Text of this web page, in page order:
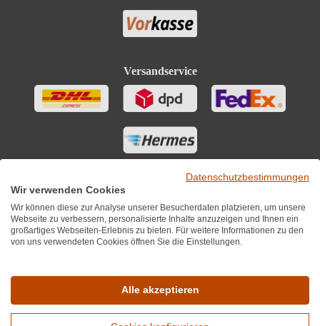
Versandservice
Datenschutzbestimmungen
Wir verwenden Cookies
Wir können diese zur Analyse unserer Besucherdaten platzieren, um unsere
Webseite zu verbessern, personalisierte Inhalte anzuzeigen und Ihnen ein
großartiges Webseiten-Erlebnis zu bieten. Für weitere Informationen zu den
von uns verwendeten Cookies öffnen Sie die Einstellungen.
Alle akzeptieren